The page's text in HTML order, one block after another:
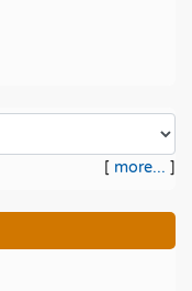
[ more... ]